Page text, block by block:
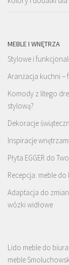
MEBLE I WNĘTRZA
Stylowe i
Aranżacja kuchni –
Komody z litego
stylową?
Dekoracje
Inspiracje
Płyta EGGER do
Recepcja: meble
Adaptacja do
wózki widłowe
Lido meble do biura
meble